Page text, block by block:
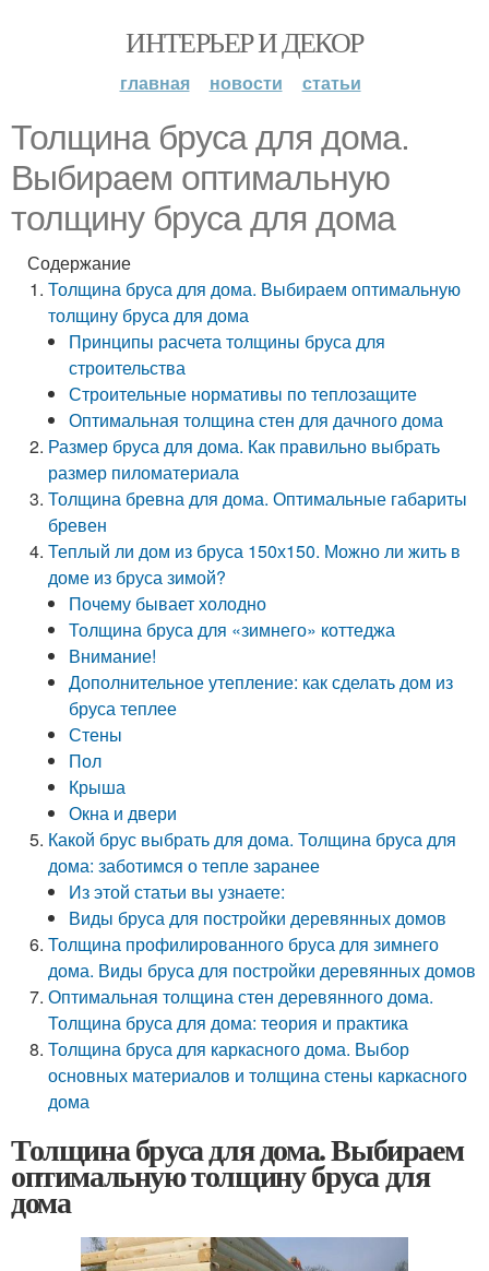
ИНТЕРЬЕР И ДЕКОР
главная новости статьи
Толщина бруса для дома.
Выбираем оптимальную
толщину бруса для дома
Содержание
Толщина бруса для дома. Выбираем оптимальную
толщину бруса для дома
Принципы расчета толщины бруса для
строительства
Строительные нормативы по теплозащите
Оптимальная толщина стен для дачного дома
Размер бруса для дома. Как правильно выбрать
размер пиломатериала
Толщина бревна для дома. Оптимальные габариты
бревен
Теплый ли дом из бруса 150х150. Можно ли жить в
доме из бруса зимой?
Почему бывает холодно
Толщина бруса для «зимнего» коттеджа
Внимание!
Дополнительное утепление: как сделать дом из
бруса теплее
Стены
Пол
Крыша
Окна и двери
Какой брус выбрать для дома. Толщина бруса для
дома: заботимся о тепле заранее
Из этой статьи вы узнаете:
Виды бруса для постройки деревянных домов
Толщина профилированного бруса для зимнего
дома. Виды бруса для постройки деревянных домов
Оптимальная толщина стен деревянного дома.
Толщина бруса для дома: теория и практика
Толщина бруса для каркасного дома. Выбор
основных материалов и толщина стены каркасного
дома
Толщина бруса для дома. Выбираем
оптимальную толщину бруса для
дома